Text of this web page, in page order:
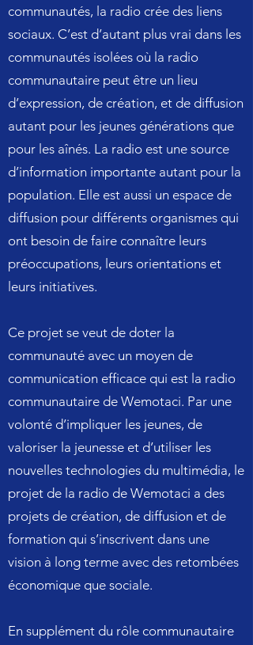
communautés, la radio crée des liens
sociaux. C’est d’autant plus vrai dans les
communautés isolées où la radio
communautaire peut être un lieu
d’expression, de création, et de diffusion
autant pour les jeunes générations que
pour les aînés. La radio est une source
d’information importante autant pour la
population. Elle est aussi un espace de
diffusion pour différents organismes qui
ont besoin de faire connaître leurs
préoccupations, leurs orientations et
leurs initiatives.
Ce projet se veut de doter la
communauté avec un moyen de
communication efficace qui est la radio
communautaire de Wemotaci. Par une
volonté d’impliquer les jeunes, de
valoriser la jeunesse et d’utiliser les
nouvelles technologies du multimédia, le
projet de la radio de Wemotaci a des
projets de création, de diffusion et de
formation qui s’inscrivent dans une
vision à long terme avec des retombées
économique que sociale.
En supplément du rôle communautaire